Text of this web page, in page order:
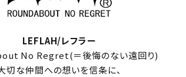
LEFLAH/レフラー
No Regret(＝後悔のない遠回り)
切な仲間への想いを信条に、